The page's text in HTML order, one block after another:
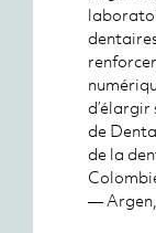
de
de la
—